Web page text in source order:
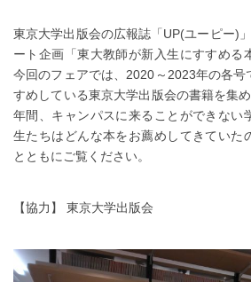
東京大学出版会の広報誌「UP(ユーピー)
ート企画「東大教師が新入生にすすめる
今回のフェアでは、2020～2023年の各号
すめしている東京大学出版会の書籍を集
年間、キャンパスに来ることができない
生たちはどんな本をお薦めしてきていた
とともにご覧ください。
【協力】 東京大学出版会